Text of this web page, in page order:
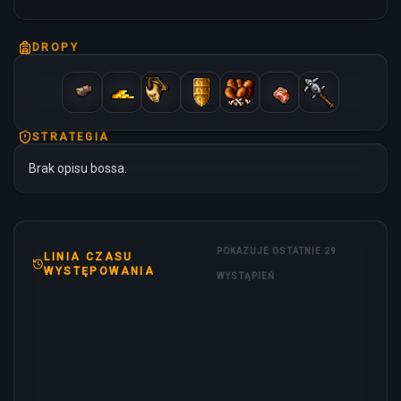
DROPY
STRATEGIA
Brak opisu bossa.
LINIA CZASU
WYSTĘPOWANIA
POKAZUJE OSTATNIE 29
WYSTĄPIEŃ